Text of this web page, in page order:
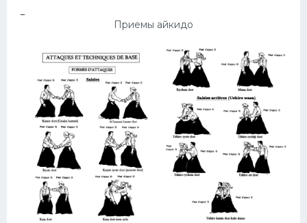
Приемы айкидо